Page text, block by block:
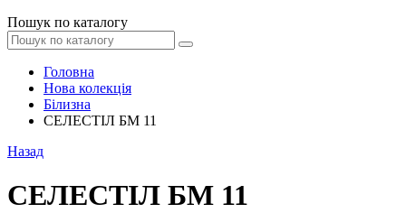
Пошук по каталогу
Головна
Нова колекція
Білизна
СЕЛЕСТІЛ БМ 11
Назад
СЕЛЕСТІЛ БМ 11